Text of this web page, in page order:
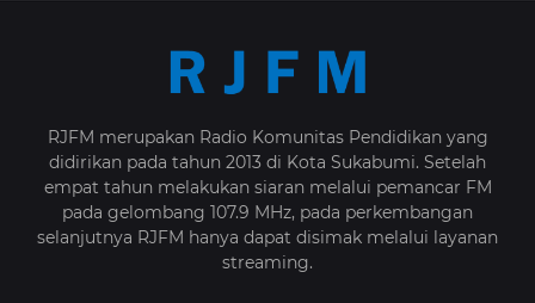
RJFM merupakan Radio Komunitas Pendidikan yang
didirikan pada tahun 2013 di Kota Sukabumi. Setelah
empat tahun melakukan siaran melalui pemancar FM
pada gelombang 107.9 MHz, pada perkembangan
selanjutnya RJFM hanya dapat disimak melalui layanan
streaming.